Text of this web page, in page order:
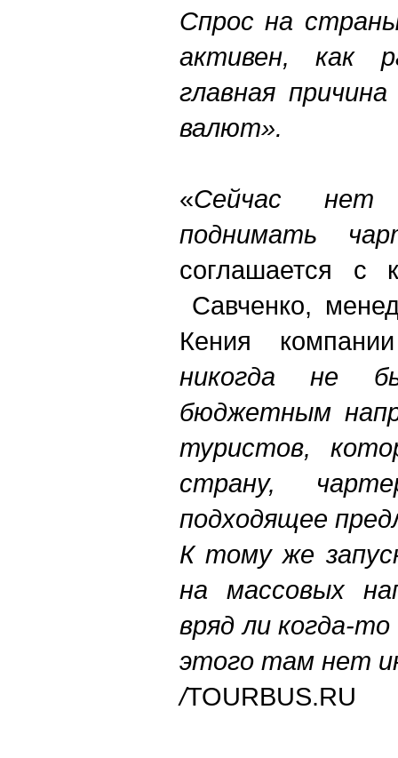
Спрос на
активен, как
главная
валют».
«Сейчас нет
поднимать
соглашается с
Савченко,
Кения
никогда не
бюджетным
туристов,
страну,
подходящее
К тому же
на массовых
вряд ли когда-
этого там нет
/TOURBUS.RU